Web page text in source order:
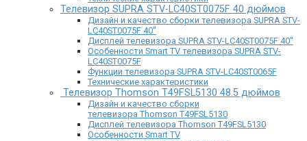
Телевизор SUPRA STV-LC40ST0075F 40 дюймов
Дизайн и качество сборки телевизора SUPRA STV-
LC40ST0075F 40″
Дисплей телевизора SUPRA STV-LC40ST0075F 40″
Особенности Smart TV телевизора SUPRA STV-
LC40ST0075F
Функции телевизора SUPRA STV-LC40ST0065F
Технические характеристики
Телевизор Thomson T49FSL5130 48.5 дюймов
Дизайн и качество сборки
телевизора Thomson T49FSL5130
Дисплей телевизора Thomson T49FSL5130
Особенности Smart TV